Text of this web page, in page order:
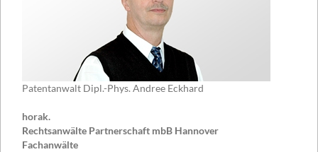
Patentanwalt Dipl.-Phys. Andree Eckhard
horak.
Rechtsanwälte Partnerschaft mbB Hannover
Fachanwälte